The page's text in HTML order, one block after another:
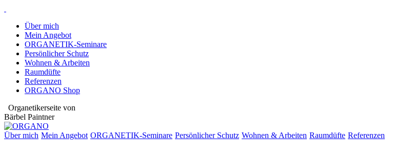
Über mich
Mein Angebot
ORGANETIK-Seminare
Persönlicher Schutz
Wohnen & Arbeiten
Raumdüfte
Referenzen
ORGANO Shop
Organetikerseite von
Bärbel Paintner
Über mich Mein Angebot ORGANETIK-Seminare Persönlicher Schutz Wohnen & Arbeiten Raumdüfte Referenzen